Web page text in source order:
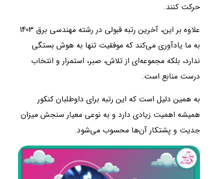
حرکت کنند.
علاوه بر این، آخرین رتبه قبولی در رشته مهندسی برق 1403
به ما یادآوری می‌کند که موفقیت تنها به هوش بستگی
ندارد، بلکه مجموعه‌ای از تلاش، صبر، استمرار و انتخاب
درست منابع است.
به همین دلیل است که این رتبه برای داوطلبان کنکور
همیشه اهمیت زیادی دارد و به نوعی معیار سنجش میزان
جدیت و پشتکار آن‌ها محسوب می‌شود.